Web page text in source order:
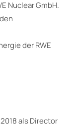
Nuclear GmbH.
der RWE
als Director